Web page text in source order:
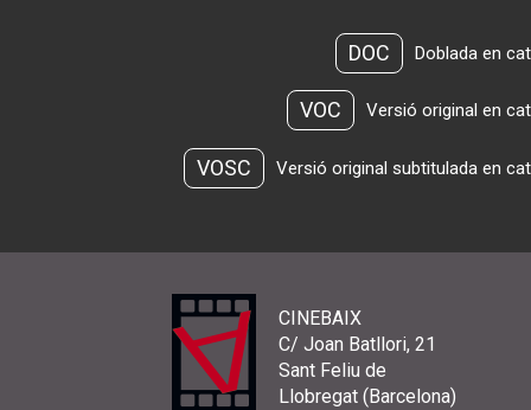
DOC Doblada en
VOC Versió original en
VOSC Versió original subtitulada en
CINEBAIX
C/ Joan Batllori, 21
Sant Feliu de
Llobregat (Barcelona)